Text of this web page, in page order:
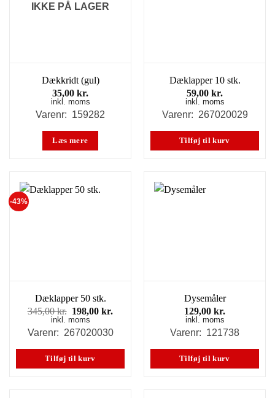
IKKE PÅ LAGER
Dækkridt (gul)
35,00 kr.
inkl. moms
Varenr: 159282
Læs mere
Dæklapper 10 stk.
59,00 kr.
inkl. moms
Varenr: 267020029
Tilføj til kurv
-43%
Dæklapper 50 stk.
345,00kr. Den
oprindelige
pris
345,00 kr..
198,00kr.
pris
198,00 kr..
inkl. moms
Varenr: 267020030
Tilføj til kurv
Dysemåler
129,00 kr.
inkl. moms
Varenr: 121738
Tilføj til kurv